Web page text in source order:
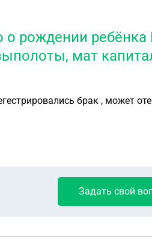
о рождении
мат
Задать свой